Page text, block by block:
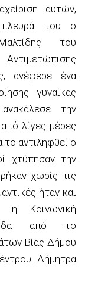
αυτών,
του ο
του
, ανέφερε ένα
γυναίκας
την
λίγες μέρες
το αντιληφθεί ο
χτύπησαν την
χωρίς τις
ήταν και
η Κοινωνική
από το
Βίας Δήμου
Δήμητρα